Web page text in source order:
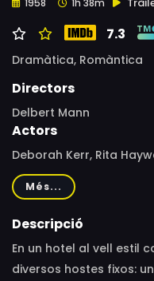
7.3
Dramàtica, Romàntica
Directors
Delbert Mann
Actors
Deborah Kerr, Rita
Burt Lancaster, Gladys
Aylmer, Rod Taylor,
Morgan, Hilda Plowright
Més...
Descripció
En un hotel al vell estil
diversos hostes fixos: